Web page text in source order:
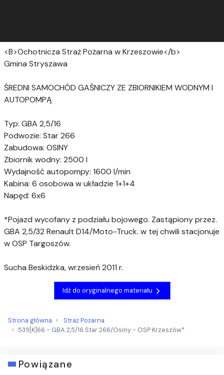
<B>Ochotnicza Straż Pożarna w Krzeszowie</b>
Gmina Stryszawa
ŚREDNI SAMOCHÓD GAŚNICZY ZE ZBIORNIKIEM WODNYM I
AUTOPOMPĄ
Typ: GBA 2,5/16
Podwozie: Star 266
Zabudowa: OSINY
Zbiornik wodny: 2500 l
Wydajność autopompy: 1600 l/min
Kabina: 6 osobowa w układzie 1+1+4
Napęd: 6x6
*Pojazd wycofany z podziału bojowego. Zastąpiony przez.
GBA 2,5/32 Renault D14/Moto-Truck. w tej chwili stacjonuje
w OSP Targoszów.
Sucha Beskidzka, wrzesień 2011 r.
Idź do oryginalnego materiału
Strona główna
Straż Pożarna
539[K]66 - GBA 2,5/16 Star 266/Osiny - OSP Krzeszów*
Powiązane